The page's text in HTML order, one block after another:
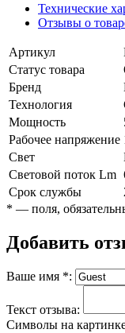
Технические
Отзывы о
Артикул
Статус товара
Бренд
Технология
Мощность
Рабочее напряжение
Свет
Световой поток Lm
Срок службы
* — поля,
Добавить
Ваше имя *:
Текст отзыва:
Символы на